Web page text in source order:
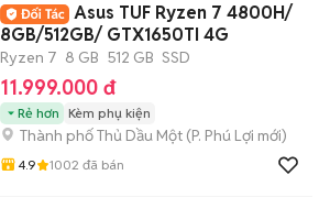
Asus TUF Ryzen 7 4800H/
8GB/512GB/ GTX1650TI 4G
Ryzen 7 8 GB 512 GB SSD
11.999.000 đ
Rẻ hơn Kèm phụ kiện
Thành phố Thủ Dầu Một (P. Phú Lợi mới)
4.9 1002 đã bán